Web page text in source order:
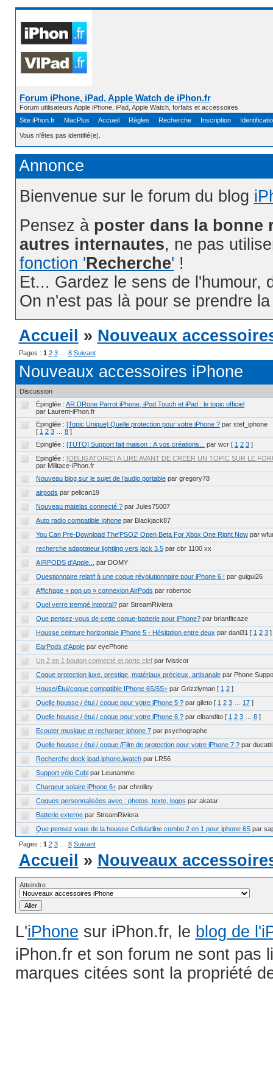
Forum iPhone, iPad, Apple Watch de iPhon.fr
Forum utilisateurs Apple iPhone, iPad, Apple Watch, forfaits et accessoires
Site iPhon.fr
MacPlus Accueil Règles Recherche Inscription
Vous n'êtes pas identifié(e).
Annonce
Bienvenue sur le forum du blog
Pensez à poster dans la bonne
autres internautes, ne pas
fonction 'Recherche' !
Et... Gardez le sens de l'humour,
On n'est pas là pour se prendre
Accueil
» Nouveaux
Pages : 1 2 3 8 Suivant
Nouveaux accessoires iPhone
Discussion
Épinglée : AR.DRone Parrot iPhone, iPod Touch et iPad : le topic officiel
par Laurent-iPhon.fr
Épinglée : [Topic Unique] Quelle protection pour votre iPhone ? par stef_iphone
[ 1 2 3 8]
Épinglée : [TUTO] Support fait maison : À vos créations... par wcr [ 1 2 3]
Épinglée : [OBLIGATOIRE] À LIRE AVANT DE CRÉER UN TOPIC SUR LE
par Militace-iPhon.fr
Nouveau blog sur le sujet de l’audio portable par gregory78
airpods par pelican19
Nouveau matelas connecté ? par Jules75007
Auto radio compatible Iphone par Blackjack87
You Can Pre-Download The'PSO2' Open Beta For Xbox One Right Now par
recherche adaptateur lightling vers jack 3.5 par cbr 1100 xx
AIRPODS d'Apple...
par DOMY
Questionnaire relatif à une coque révolutionnaire pour iPhone 6 ! par guigui26
Affichage « pop up » connexion AirPods par robertoc
Quel verre trempé integral? par StreamRiviera
Que pensez-vous de cette coque-batterie pour iPhone? par brianfitcaze
Housse ceinture horizontale iPhone 5 - Hésitation entre deux par dani31 [ 1 2 3]
EarPods d'Apple par eyePhone
Un 2 en 1 bouton connecté et porte clef par fvisticot
Coque protection luxe, prestige, matériaux précieux, artisanale par Phone
House/Étui/coque compatible IPhone 6S/6S+ par Grizzlyman [ 1 2]
Quelle housse / étui / coque pour votre iPhone 5 ? par gileto [ 1 2 3 17]
Quelle housse / étui / coque pour votre iPhone 6 ? par elbandito [ 1 2 3 8]
Ecouter musique et recharger iphone 7 par psychographe
Quelle housse / étui / coque /Film de protection pour votre iPhone 7 ? par
Recherche dock ipad,iphone,iwatch par LR56
Support vélo Cobi par Leunamme
Chargeur solaire iPhone 6+ par chrolley
Coques personnalisées avec : photos, texte, logos par akatar
Batterie externe par StreamRiviera
Que pensez vous de la housse Cellularline combo 2 en 1 pour iphone 6S par
Pages : 1 2 3 8 Suivant
Accueil » Nouveaux
Atteindre
L'iPhone sur iPhon.fr, le blog de
iPhon.fr et son forum ne sont pas
marques citées sont la propriété